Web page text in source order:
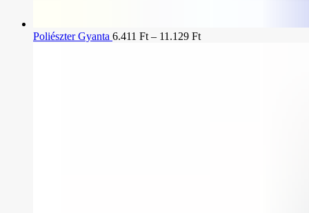
Poliészter Gyanta 6.411 Ft – 11.129 Ft